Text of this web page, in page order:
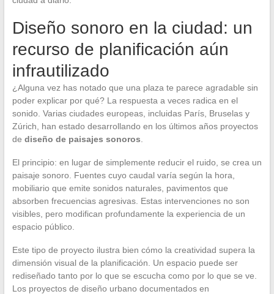
Diseño sonoro en la ciudad: un
recurso de planificación aún
infrautilizado
¿Alguna vez has notado que una plaza te parece agradable sin
poder explicar por qué? La respuesta a veces radica en el
sonido. Varias ciudades europeas, incluidas París, Bruselas y
Zúrich, han estado desarrollando en los últimos años proyectos
de diseño de paisajes sonoros
El principio: en lugar de simplemente reducir el ruido, se crea un
paisaje sonoro. Fuentes cuyo caudal varía según la hora,
mobiliario que emite sonidos naturales, pavimentos que
absorben frecuencias agresivas. Estas intervenciones no son
visibles, pero modifican profundamente la experiencia de un
espacio público.
Este tipo de proyecto ilustra bien cómo la creatividad supera la
dimensión visual de la planificación. Un espacio puede ser
rediseñado tanto por lo que se escucha como por lo que se ve.
Los proyectos de diseño urbano documentados en